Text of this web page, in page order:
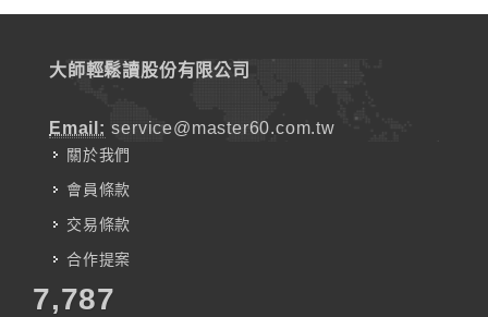
大師輕鬆讀股份有限公司
Email: service@master60.com.tw
關於我們
會員條款
交易條款
合作提案
7,787